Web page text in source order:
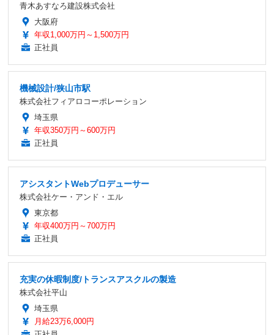
青木あすなろ建設株式会社
大阪府
年収1,000万円～1,500万円
正社員
機械設計/狭山市駅
株式会社フィアロコーポレーション
埼玉県
年収350万円～600万円
正社員
アシスタントWebプロデューサー
株式会社ケー・アンド・エル
東京都
年収400万円～700万円
正社員
充実の休暇制度/トランスアスクルの製造
株式会社平山
埼玉県
月給23万6,000円